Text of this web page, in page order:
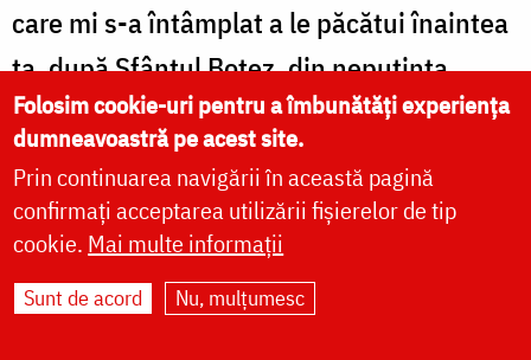
care mi s-a întâmplat a le păcătui înaintea
ta, după Sfântul Botez, din neputința
omenească”. Iar muncitorii aceia, auzind
pe mucenic rugându-se lui Dumnezeu, s-
au umplut de mai multă mânie și atât de
cumplit l-au bătut, până ce i s-a stins și
glasul.
Folosim cookie-uri pentru a îmbunătăți experiența
dumneavoastră pe acest site.
Prin continuarea navigării în această pagină
confirmați acceptarea utilizării fișierelor de tip
cookie. Mai multe informații
Sunt de acord Nu, mulțumesc